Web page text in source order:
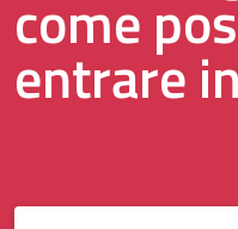
come
entrare